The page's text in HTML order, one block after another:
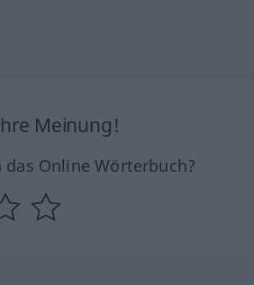
Meinung!
Online Wörterbuch?